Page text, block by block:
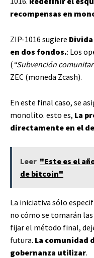
recompensas en
ZIP-1016 sugiere
en dos fondos.: Los
( “Subvención
ZEC (moneda Zcash).
En este final caso, se
monolito. esto es, La
directamente en el
Leer "Este es el
de bitcoin"
La iniciativa sólo
no cómo se tomarán
fijar el método final,
futura. La comunidad
gobernanza utilizar.